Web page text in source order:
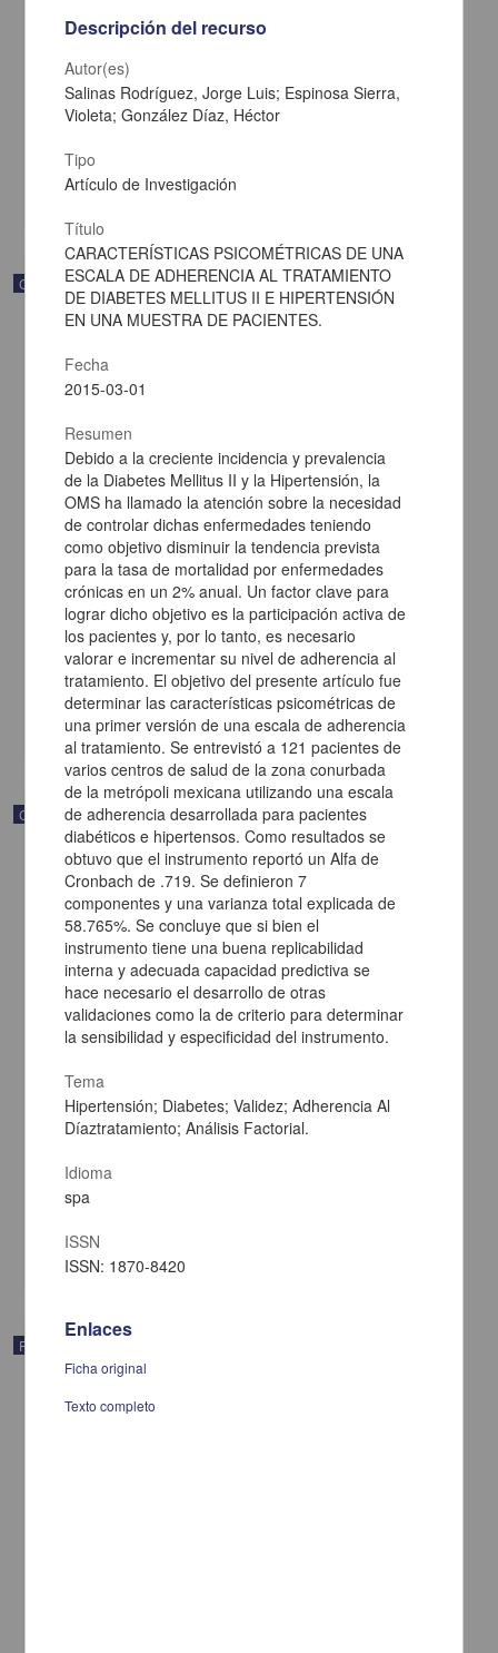
Carta de José María Maytorena a Francisco I. Madero en la que
informa se irá a la costa por prescripción médica
Maytorena, José María
Multidisciplina
Correspondencia postal
Carta de Francisco Martínez Baca a Francisco I. Madero
felicitándolo por el triunfo de la causa
Martínez Baca, Francisco
[sin fecha]
Multidisciplina
Correspondencia postal
Carta de Vicente G. Muñoz a Francisco I. Madero ofreciéndole sus
Muñoz, Vicente G.
[sin fecha]
Publicación
Descripción del recurso
Autor(es)
Salinas Rodríguez, Jorge Luis; Espinosa Sierra,
Violeta; González Díaz, Héctor
Tipo
Artículo de Investigación
Título
CARACTERÍSTICAS PSICOMÉTRICAS DE UNA
ESCALA DE ADHERENCIA AL TRATAMIENTO
DE DIABETES MELLITUS II E HIPERTENSIÓN
EN UNA MUESTRA DE PACIENTES.
Fecha
2015-03-01
Resumen
Debido a la creciente incidencia y prevalencia
de la Diabetes Mellitus II y la Hipertensión, la
OMS ha llamado la atención sobre la necesidad
de controlar dichas enfermedades teniendo
como objetivo disminuir la tendencia prevista
para la tasa de mortalidad por enfermedades
crónicas en un 2% anual. Un factor clave para
lograr dicho objetivo es la participación activa de
los pacientes y, por lo tanto, es necesario
valorar e incrementar su nivel de adherencia al
tratamiento. El objetivo del presente artículo fue
determinar las características psicométricas de
una primer versión de una escala de adherencia
al tratamiento. Se entrevistó a 121 pacientes de
varios centros de salud de la zona conurbada
de la metrópoli mexicana utilizando una escala
de adherencia desarrollada para pacientes
diabéticos e hipertensos. Como resultados se
obtuvo que el instrumento reportó un Alfa de
Cronbach de .719. Se definieron 7
componentes y una varianza total explicada de
58.765%. Se concluye que si bien el
instrumento tiene una buena replicabilidad
interna y adecuada capacidad predictiva se
hace necesario el desarrollo de otras
validaciones como la de criterio para determinar
la sensibilidad y especificidad del instrumento.
Tema
Hipertensión; Diabetes; Validez; Adherencia Al
Díaztratamiento; Análisis Factorial.
Idioma
spa
ISSN
ISSN: 1870-8420
Enlaces
Ficha original
Texto completo